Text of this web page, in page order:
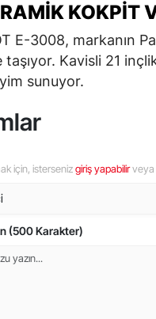
KOKPIT
E-3008, markanın
taşıyor. Kavisli 21
sunuyor.
için, istersenizgiriş yapabilirveya
(500 Karakter)